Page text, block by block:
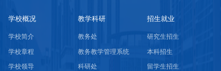
学校概况
学校简介
学校章程
学校领导
教学科研
教务处
教务教学管理系统
科研处
招生就业
研究生招生
本科招生
留学生招生